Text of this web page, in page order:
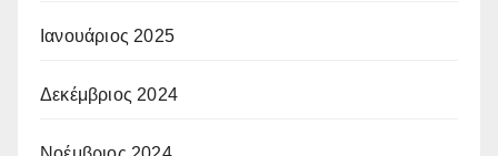
Ιανουάριος 2025
Δεκέμβριος 2024